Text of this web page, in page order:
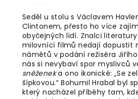
Seděl u stolu s Václavem
Clintonem, přesto ho více
obyčejných lidí. Znalci
milovníci filmů nedají dopustit
námětů v podání režiséra Jiřího
nás si nevybaví spor myslivců
sněženeka ono ikonické: „Se
šípkovou.“ Bohumil Hrabal byl
který nacházel příběhy tam,